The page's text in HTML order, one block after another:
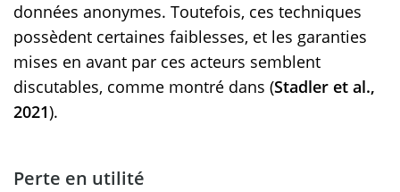
données anonymes. Toutefois, ces techniques
possèdent certaines faiblesses, et les garanties
mises en avant par ces acteurs semblent
discutables, comme montré dans (Stadler et al.,
2021).
Perte en utilité